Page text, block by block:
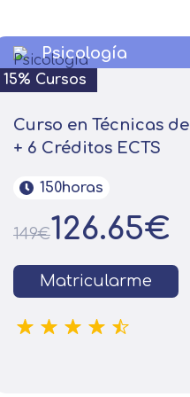
Psicología
15% Cursos
Curso en Técnicas
+ 6 Créditos ECTS
150horas
149€126.65€
Matricularme